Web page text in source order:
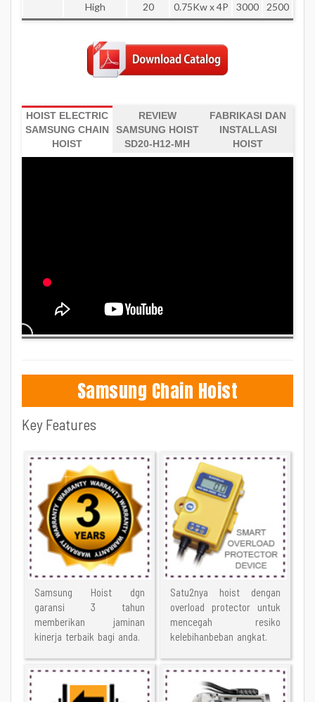
High
20 0.75Kw x 4P 3000 2500
HOIST ELECTRIC
SAMSUNG CHAIN
HOIST
REVIEW
SAMSUNG HOIST
SD20-H12-MH
FABRIKASI DAN
INSTALLASI
HOIST
Samsung Chain Hoist
Key Features
Samsung Hoist dgn
garansi 3 tahun
memberikan jaminan
kinerja terbaik bagi anda.
Satu2nya hoist dengan
overload protector untuk
mencegah resiko
kelebihanbeban angkat.